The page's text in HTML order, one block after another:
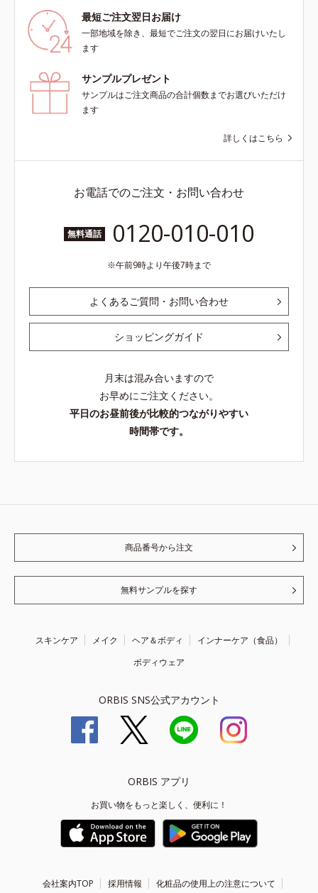
最短ご注文翌日お届け
一部地域を除き、最短でご注文の翌日にお届けいたし
ます
サンプルプレゼント
サンプルはご注文商品の合計個数までお選びいただけ
ます
詳しくはこちら
お電話でのご注文・お問い合わせ
無料通話 0120-010-010
午前9時より午後7時まで
よくあるご質問・お問い合わせ
ショッピングガイド
月末は混み合いますので
お早めにご注文ください。
平日のお昼前後が比較的つながりやすい
時間帯です。
商品番号から注文
無料サンプルを探す
スキンケア メイク ヘア＆ボディ
インナーケア（食品）
ボディウェア
ORBIS SNS公式アカウント
ORBIS アプリ
お買い物をもっと楽しく、便利に！
会社案内TOP 採用情報 化粧品の使用上の注意について